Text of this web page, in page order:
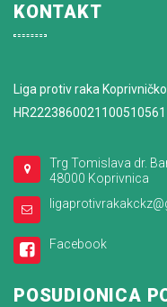
KONTAKT
Liga protiv raka
HR2223860021100510561
Trg Tomislava dr.
48000 Koprivnica
Facebook
POSUDIONICA